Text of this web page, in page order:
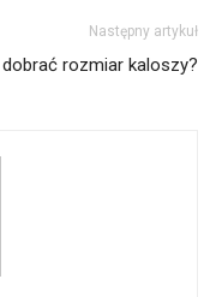
Następny artykuł
rozmiar kaloszy?